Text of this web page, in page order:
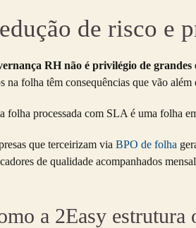
de risco e
RH não é privilégio de grandes
na folha têm consequências que vão além
folha processada com SLA é uma folha
que terceirizam via BPO de folha
de qualidade acompanhados
a 2Easy estrutura